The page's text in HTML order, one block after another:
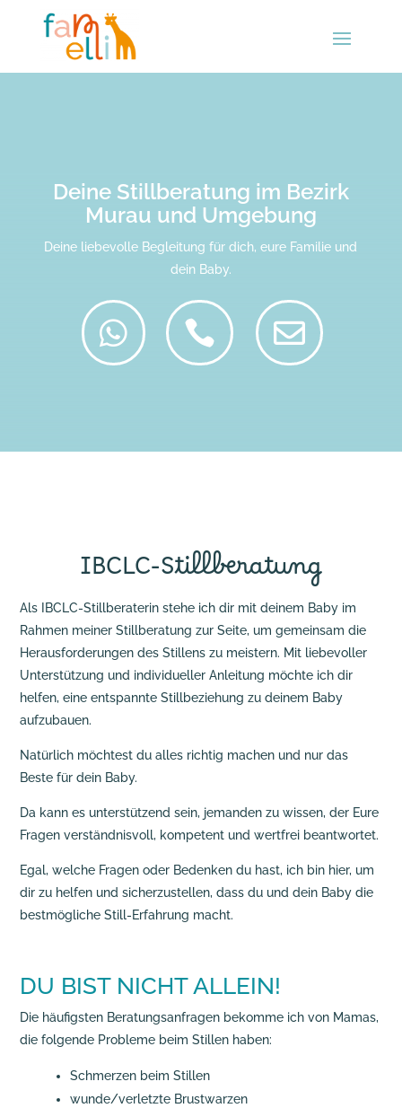
Deine Stillberatung im Bezirk
Murau und Umgebung
Deine liebevolle Begleitung für dich, eure Familie und
dein Baby.
  
IBCLC-Stillberatung
Als IBCLC-Stillberaterin stehe ich dir mit deinem Baby im
Rahmen meiner Stillberatung zur Seite, um gemeinsam die
Herausforderungen des Stillens zu meistern. Mit liebevoller
Unterstützung und individueller Anleitung möchte ich dir
helfen, eine entspannte Stillbeziehung zu deinem Baby
aufzubauen.
Natürlich möchtest du alles richtig machen und nur das
Beste für dein Baby.
Da kann es unterstützend sein, jemanden zu wissen, der Eure
Fragen verständnisvoll, kompetent und wertfrei beantwortet.
Egal, welche Fragen oder Bedenken du hast, ich bin hier, um
dir zu helfen und sicherzustellen, dass du und dein Baby die
bestmögliche Still-Erfahrung macht.
DU BIST NICHT ALLEIN!
Die häufigsten Beratungsanfragen bekomme ich von Mamas,
die folgende Probleme beim Stillen haben:
Schmerzen beim Stillen
wunde/verletzte Brustwarzen